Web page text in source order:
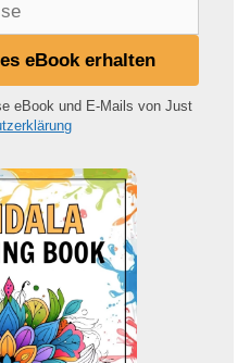
eBook erhalten
eBook und E-Mails von Just